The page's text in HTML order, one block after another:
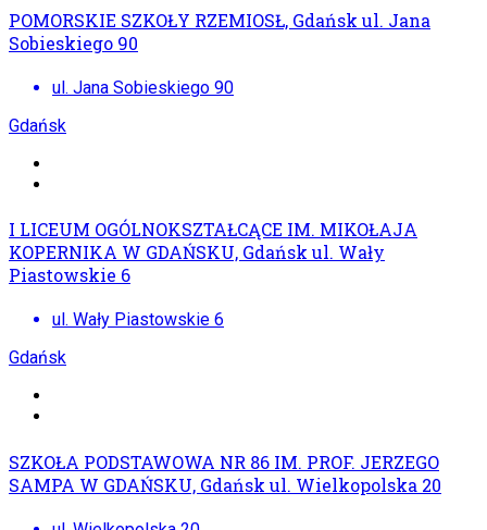
POMORSKIE SZKOŁY RZEMIOSŁ, Gdańsk ul. Jana
Sobieskiego 90
ul. Jana Sobieskiego 90
Gdańsk
I LICEUM OGÓLNOKSZTAŁCĄCE IM. MIKOŁAJA
KOPERNIKA W GDAŃSKU, Gdańsk ul. Wały
Piastowskie 6
ul. Wały Piastowskie 6
Gdańsk
SZKOŁA PODSTAWOWA NR 86 IM. PROF. JERZEGO
SAMPA W GDAŃSKU, Gdańsk ul. Wielkopolska 20